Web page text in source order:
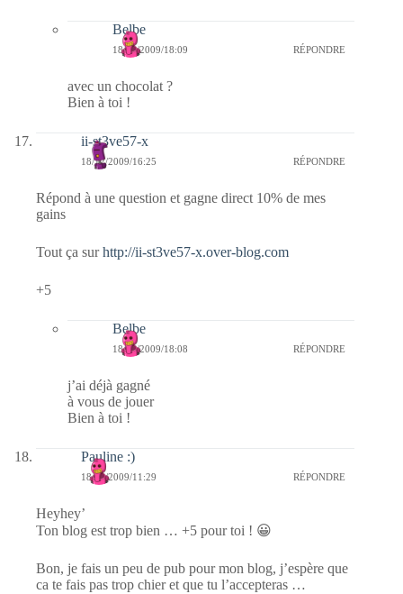
Belbe
18/12/2009/18:09 RÉPONDRE
avec un chocolat ?
Bien à toi !
ii-st3ve57-x
18/12/2009/16:25 RÉPONDRE
Répond à une question et gagne direct 10% de mes
gains
Tout ça surhttp://ii-st3ve57-x.over-blog.com
+5
Belbe
18/12/2009/18:08 RÉPONDRE
j’ai déjà gagné
à vous de jouer
Bien à toi !
Pauline :)
18/12/2009/11:29 RÉPONDRE
Heyhey’
Ton blog est trop bien … +5 pour toi ! 😀
Bon, je fais un peu de pub pour mon blog, j’espère que
ca te fais pas trop chier et que tu l’accepteras …